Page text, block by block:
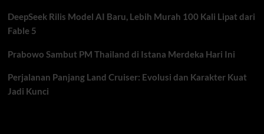
DeepSeek Rilis Model AI Baru, Lebih Murah 100 Kali Lipat dari
Fable 5
Prabowo Sambut PM Thailand di Istana Merdeka Hari Ini
Perjalanan Panjang Land Cruiser: Evolusi dan Karakter Kuat
Jadi Kunci